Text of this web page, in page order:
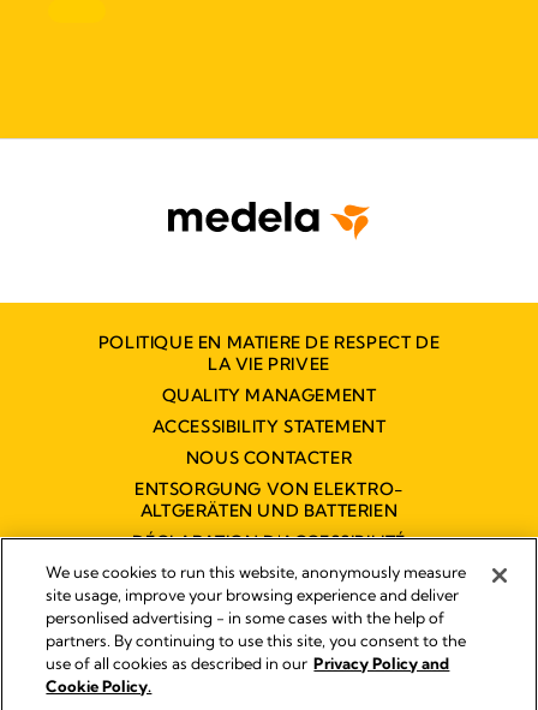
POLITIQUE EN MATIERE DE RESPECT DE
LA VIE PRIVEE
QUALITY MANAGEMENT
ACCESSIBILITY STATEMENT
NOUS CONTACTER
ENTSORGUNG VON ELEKTRO-
ALTGERÄTEN UND BATTERIEN
DÉCLARATION D'ACCESSIBILITÉ
NUMÉRIQUE
Empreinte
Legal Notice
We use cookies to run this website, anonymously measure
site usage, improve your browsing experience and deliver
personlised advertising - in some cases with the help of
partners. By continuing to use this site, you consent to the
use of all cookies as described in our Privacy Policy and
Cookie Policy.